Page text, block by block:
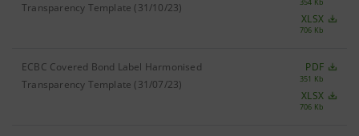
Transparency Template (31/10/23)
XLSX
706 Kb
ECBC Covered Bond Label Harmonised
Transparency Template (31/07/23)
PDF
351 Kb
XLSX
706 Kb